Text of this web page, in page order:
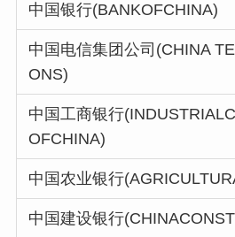
中国银行(BANKOFCHINA)
中国电信集团公司(CHINA
ONS)
中国工商银行
OFCHINA)
中国农业银行
中国建设银行